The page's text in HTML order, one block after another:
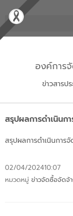
องค์การ
ข่าวสารป
สรุปผลการดำเนินก
สรุปผลการดำเนินการ
02/04/202410:07
หมวดหมู่ ข่าวจัดซื้อจัดจ้